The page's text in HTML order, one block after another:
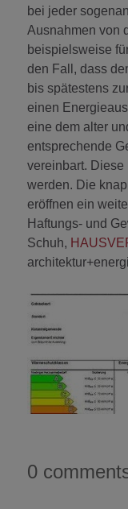
bei jeder
Ausnahmen von
beispielsweise
den Fall, dass
bis spätestens
einen
eine dem alter
entsprechende
vereinbart.
werden. Die
eröffnen ein
Haftungs- und
Schuh,
0